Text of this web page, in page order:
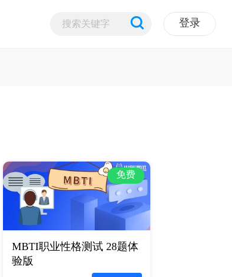
登录
免费
MBTI职业性格测试 28题体
验版